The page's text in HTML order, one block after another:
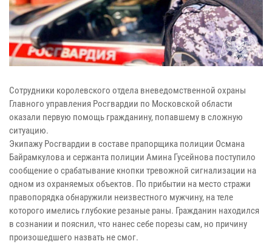
Сотрудники королевского отдела вневедомственной охраны
Главного управления Росгвардии по Московской области
оказали первую помощь гражданину, попавшему в сложную
ситуацию.
Экипажу Росгвардии в составе прапорщика полиции Османа
Байрамкулова и сержанта полиции Амина Гусейнова поступило
сообщение о срабатывание кнопки тревожной сигнализации на
одном из охраняемых объектов. По прибытии на место стражи
правопорядка обнаружили неизвестного мужчину, на теле
которого имелись глубокие резаные раны. Гражданин находился
в сознании и пояснил, что нанес себе порезы сам, но причину
произошедшего назвать не смог.